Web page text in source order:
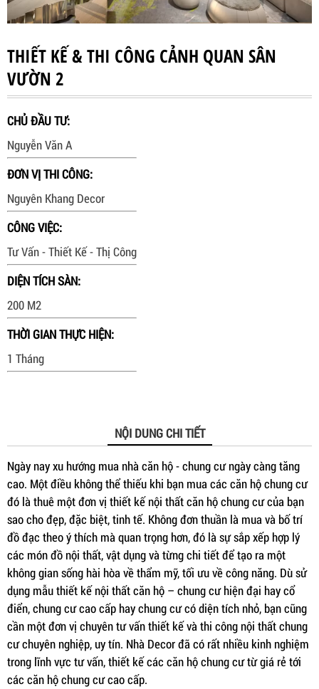
THIẾT KẾ & THI CÔNG CẢNH QUAN SÂN
VƯỜN 2
CHỦ ĐẦU TƯ:
Nguyễn Văn A
ĐƠN VỊ THI CÔNG:
Nguyên Khang Decor
CÔNG VIỆC:
Tư Vấn - Thiết Kế - Thị Công
DIỆN TÍCH SÀN:
200 M2
THỜI GIAN THỰC HIỆN:
1 Tháng
NỘI DUNG CHI TIẾT
Ngày nay xu hướng mua nhà căn hộ - chung cư ngày càng tăng
cao. Một điều không thể thiếu khi bạn mua các căn hộ chung cư
đó là thuê một đơn vị thiết kế nội thất căn hộ chung cư của bạn
sao cho đẹp, đặc biệt, tinh tế. Không đơn thuần là mua và bố trí
đồ đạc theo ý thích mà quan trọng hơn, đó là sự sắp xếp hợp lý
các món đồ nội thất, vật dụng và từng chi tiết để tạo ra một
không gian sống hài hòa về thẩm mỹ, tối ưu về công năng. Dù sử
dụng mẫu thiết kế nội thất căn hộ – chung cư hiện đại hay cổ
điển, chung cư cao cấp hay chung cư có diện tích nhỏ, bạn cũng
cần một đơn vị chuyên tư vấn thiết kế và thi công nội thất chung
cư chuyên nghiệp, uy tín. Nhà Decor đã có rất nhiều kinh nghiệm
trong lĩnh vực tư vấn, thiết kế các căn hộ chung cư từ giá rẻ tới
các căn hộ chung cư cao cấp.